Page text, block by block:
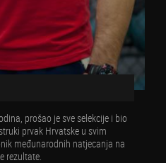
prošao je sve selekcije i bio
prvak Hrvatske u svim
međunarodnih natjecanja na
rezultate.